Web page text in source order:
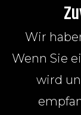
Wir
Wenn Sie
wird